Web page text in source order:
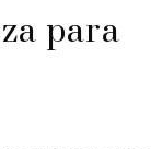
para